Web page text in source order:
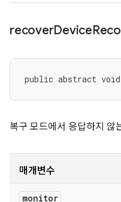
recoverDevice
public abstract void
복구 모드에서 응답하지 않
매개변수
monitor